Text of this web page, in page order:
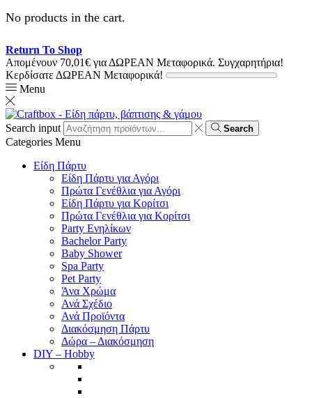
No products in the cart.
Return To Shop
Απομένουν 70,01€ για ΔΩΡΕΑΝ Μεταφορικά. Συγχαρητήρια!
Κερδίσατε ΔΩΡΕΑΝ Μεταφορικά!
Menu
Search input Search
Categories Menu
Είδη Πάρτυ
Είδη Πάρτυ για Αγόρι
Πρώτα Γενέθλια για Αγόρι
Είδη Πάρτυ για Κορίτσι
Πρώτα Γενέθλια για Κορίτσι
Party Ενηλίκων
Bachelor Party
Baby Shower
Spa Party
Pet Party
Άνα Χρώμα
Ανά Σχέδιο
Ανά Προϊόντα
Διακόσμηση Πάρτυ
Δώρα – Διακόσμηση
DIY – Hobby